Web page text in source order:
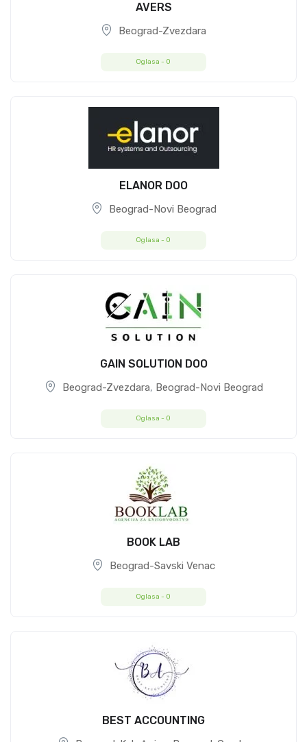
AVERS
Beograd-Zvezdara
Oglasa - 0
ELANOR DOO
Beograd-Novi Beograd
Oglasa - 0
GAIN SOLUTION DOO
Beograd-Zvezdara, Beograd-Novi Beograd
Oglasa - 0
BOOK LAB
Beograd-Savski Venac
Oglasa - 0
BEST ACCOUNTING